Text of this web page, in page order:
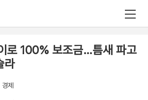
로 100% 보조금…틈새 파고
라
경제